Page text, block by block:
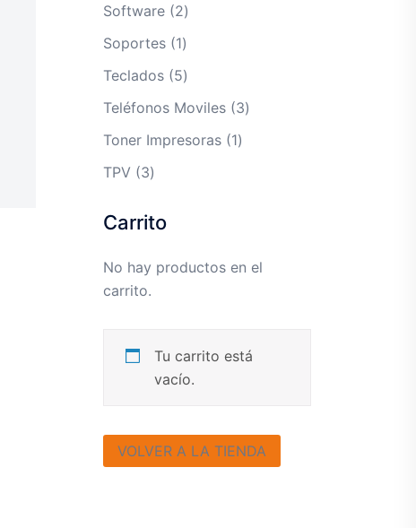
Software 22
productos
Soportes 11
producto
Teclados 55
productos
Teléfonos Moviles 33
Toner Impresoras 11
TPV 33
Carrito
No hay productos en el
carrito.
Tu carrito está
vacío.
VOLVER A LA TIENDA